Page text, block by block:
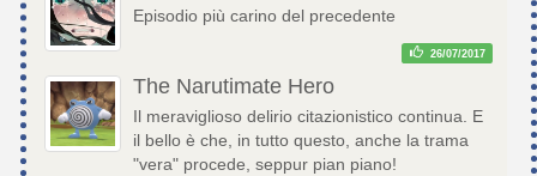
Episodio più carino del precedente
26/07/2017
The Narutimate Hero
Il meraviglioso delirio citazionistico continua. E
il bello è che, in tutto questo, anche la trama
"vera" procede, seppur pian piano!